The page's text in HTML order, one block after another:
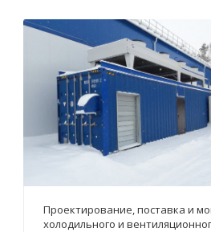
Проектирование, поставка и
холодильного и